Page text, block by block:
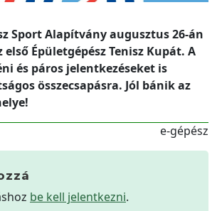
Sport Alapítvány augusztus 26-án
első Épületgépész Tenisz Kupát. A
és páros jelentkezéseket is
összecsapásra. Jól bánik az
e-gépész
be kell jelentkezni.